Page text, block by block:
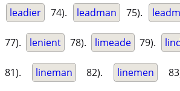
leadier 74). leadman 75).
77). lenient 78). limeade 79).
81). lineman 82). linemen